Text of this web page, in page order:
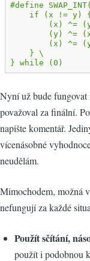
#define
if (x != y)
(x) ^=
(y) ^=
(x) ^=
    } \
} while (0)
Nyní už bude fungovat
považoval za finální.
napište komentář.
vícenásobné
neudělám.
Mimochodem, možná
nefungují za každé
Použít sčítání,
použít i podobnou